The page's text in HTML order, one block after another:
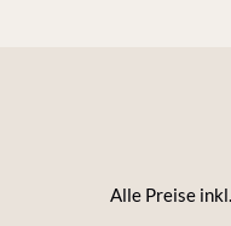
Alle Preise